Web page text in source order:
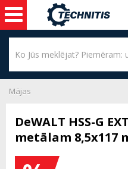
Mājas
DeWALT HSS-G
metālam 8,5x117